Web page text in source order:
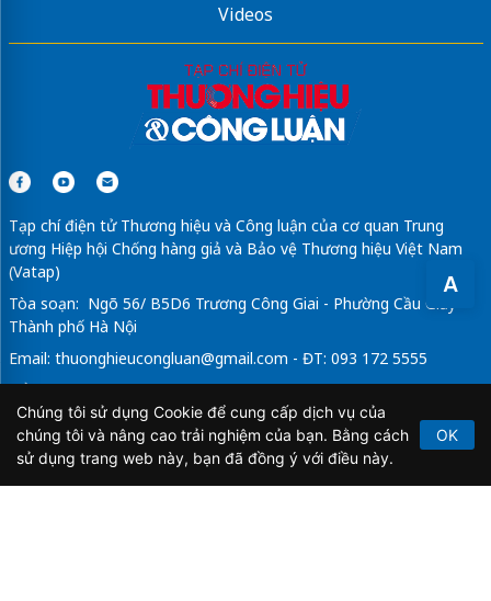
A
Videos
Tạp chí điện tử Thương hiệu và Công luận của cơ quan Trung
ương Hiệp hội Chống hàng giả và Bảo vệ Thương hiệu Việt Nam
(Vatap)
Tòa soạn: Ngõ 56/ B5D6 Trương Công Giai - Phường Cầu Giấy -
Thành phố Hà Nội
Email: thuonghieucongluan@gmail.com - ĐT: 093 172 5555
Tổng Biên Tập: Vũ Đức Thuận
Giấy phép hoạt động báo chí điện tử số 64/GP-BTTTT do Bộ
Thông tin và Truyền thông cấp ngày 21/2/2020.
Chúng tôi sử dụng Cookie để cung cấp dịch vụ của
chúng tôi và nâng cao trải nghiệm của bạn. Bằng cách
sử dụng trang web này, bạn đã đồng ý với điều này.
OK